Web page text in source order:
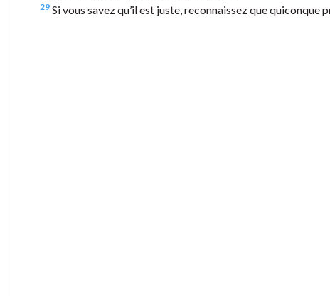
29 Si vous savez qu’il est juste, reconnaissez que quiconque